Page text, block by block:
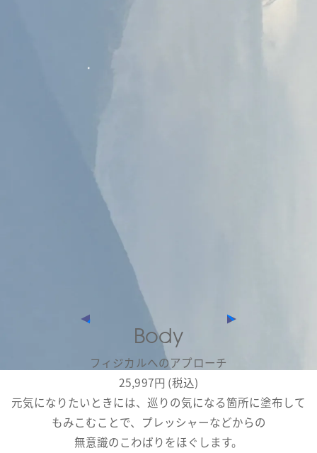
Body
フィジカルへのアプローチ
25,997円 (税込)
元気になりたいときには、巡りの気になる箇所に塗布して
もみこむことで、プレッシャーなどからの
無意識のこわばりをほぐします。